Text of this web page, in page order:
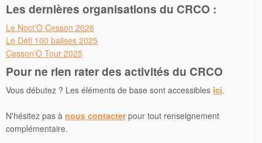
Les dernières organisations du CRCO :
Le Noct’O Cesson 2026
Le Défi 100 balises 2025
Cesson’O Tour 2025
Pour ne rien rater des activités du CRCO
Vous débutez ? Les éléments de base sont accessibles ici.
N'hésitez pas à nous contacterpour tout renseignement
complémentaire.